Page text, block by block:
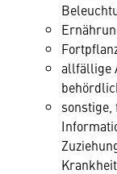
allfällige